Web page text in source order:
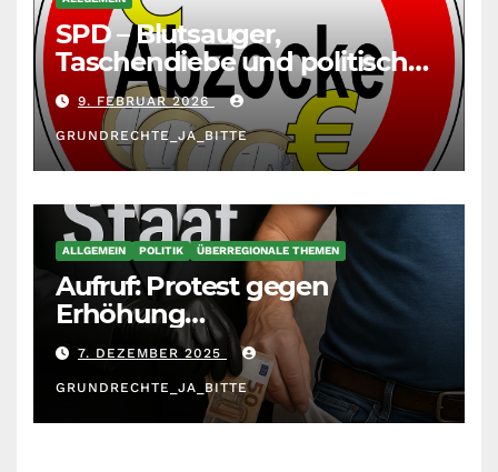
SPD – Blutsauger,
Taschendiebe und politisch
unberechenbar
9. FEBRUAR 2026
GRUNDRECHTE_JA_BITTE
ALLGEMEIN POLITIK ÜBERREGIONALE THEMEN
Aufruf: Protest gegen
Erhöhung
Krankenkassenbeiträge
7. DEZEMBER 2025
GRUNDRECHTE_JA_BITTE